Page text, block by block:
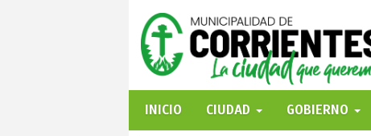
INICIO
CIUDAD GOBIERNO